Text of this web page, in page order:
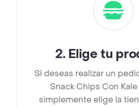
2. Elige tu
Si deseas realizar un
Snack Chips Con
simplemente elige la